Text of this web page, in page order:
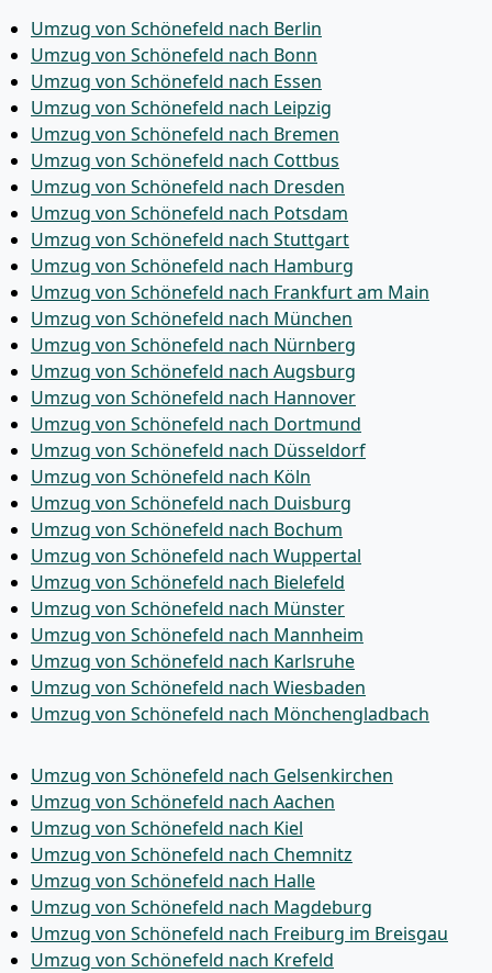
Umzug von Schönefeld nach Berlin
Umzug von Schönefeld nach Bonn
Umzug von Schönefeld nach Essen
Umzug von Schönefeld nach Leipzig
Umzug von Schönefeld nach Bremen
Umzug von Schönefeld nach Cottbus
Umzug von Schönefeld nach Dresden
Umzug von Schönefeld nach Potsdam
Umzug von Schönefeld nach Stuttgart
Umzug von Schönefeld nach Hamburg
Umzug von Schönefeld nach Frankfurt am Main
Umzug von Schönefeld nach München
Umzug von Schönefeld nach Nürnberg
Umzug von Schönefeld nach Augsburg
Umzug von Schönefeld nach Hannover
Umzug von Schönefeld nach Dortmund
Umzug von Schönefeld nach Düsseldorf
Umzug von Schönefeld nach Köln
Umzug von Schönefeld nach Duisburg
Umzug von Schönefeld nach Bochum
Umzug von Schönefeld nach Wuppertal
Umzug von Schönefeld nach Bielefeld
Umzug von Schönefeld nach Münster
Umzug von Schönefeld nach Mannheim
Umzug von Schönefeld nach Karlsruhe
Umzug von Schönefeld nach Wiesbaden
Umzug von Schönefeld nach Mönchen­gladbach
Umzug von Schönefeld nach Gelsenkirchen
Umzug von Schönefeld nach Aachen
Umzug von Schönefeld nach Kiel
Umzug von Schönefeld nach Chemnitz
Umzug von Schönefeld nach Halle
Umzug von Schönefeld nach Magdeburg
Umzug von Schönefeld nach Freiburg im Breisgau
Umzug von Schönefeld nach Krefeld